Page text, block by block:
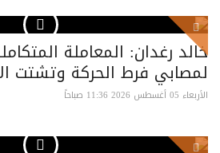
خالد رغدان: المعاملة
لمصابي فرط الحركة وتشتت
الأربعاء 05 أغسطس 2026 11:36 صباحاً